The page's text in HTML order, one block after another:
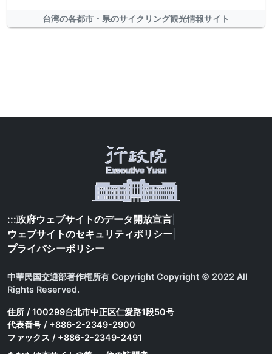
台湾の各都市・県のサイクリング観光情報サイト
:::政府ウェブサイトのデータ開放宣言
ウェブサイトのセキュリティポリシー
プライバシーポリシー
中華民国交通部著作権所有 Copyright Copyright © 2022 All
Rights Reserved.
住所 / 100299台北市中正区仁愛路1段50号
代表番号 / +886-2-2349-2900
ファックス / +886-2-2349-2491